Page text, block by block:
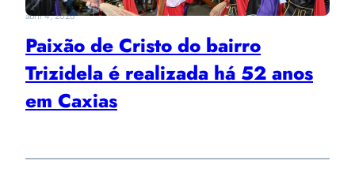
abril 4, 2026
Paixão de Cristo do bairro
Trizidela é realizada há 52 anos
em Caxias